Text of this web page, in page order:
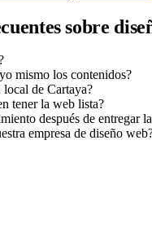
sobre
mismo los contenidos?
de Cartaya?
tener la web lista?
después de entregar
empresa de diseño